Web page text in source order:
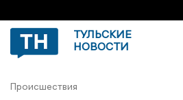
ТУЛЬСКИЕ
НОВОСТИ
Происшествия